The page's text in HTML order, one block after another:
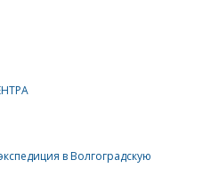
в Волгоградскую